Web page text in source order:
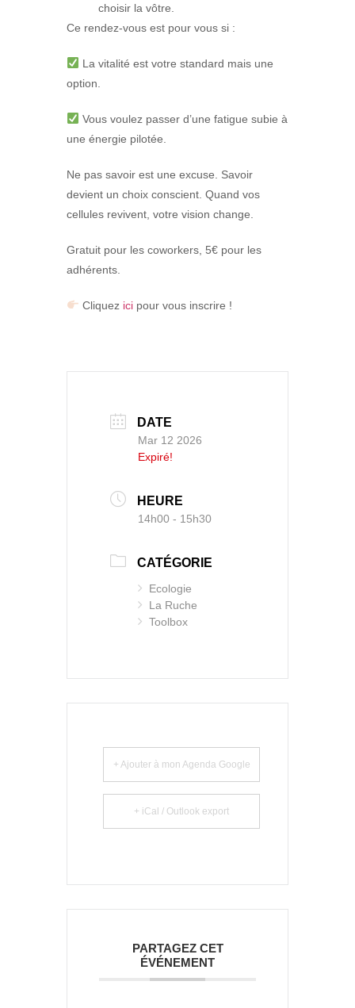
choisir la vôtre.
Ce rendez-vous est pour vous si :
La vitalité est votre standard mais une
option.
Vous voulez passer d’une fatigue subie à
une énergie pilotée.
Ne pas savoir est une excuse. Savoir
devient un choix conscient. Quand vos
cellules revivent, votre vision change.
Gratuit pour les coworkers, 5€ pour les
adhérents.
Cliquez icipour vous inscrire !
DATE
Mar 12 2026
Expiré!
HEURE
14h00 - 15h30
CATÉGORIE
Ecologie
La Ruche
Toolbox
+ Ajouter à mon Agenda Google
+ iCal / Outlook export
PARTAGEZ CET
ÉVÉNEMENT